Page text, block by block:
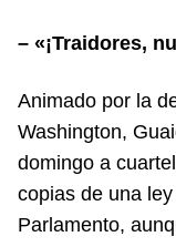
– «¡Traidores,
Animado por la
Washington,
domingo a
copias de una
Parlamento,